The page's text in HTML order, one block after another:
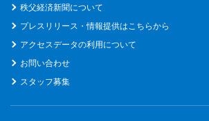
秩父経済新聞について
プレスリリース・情報提供はこちらから
アクセスデータの利用について
お問い合わせ
スタッフ募集